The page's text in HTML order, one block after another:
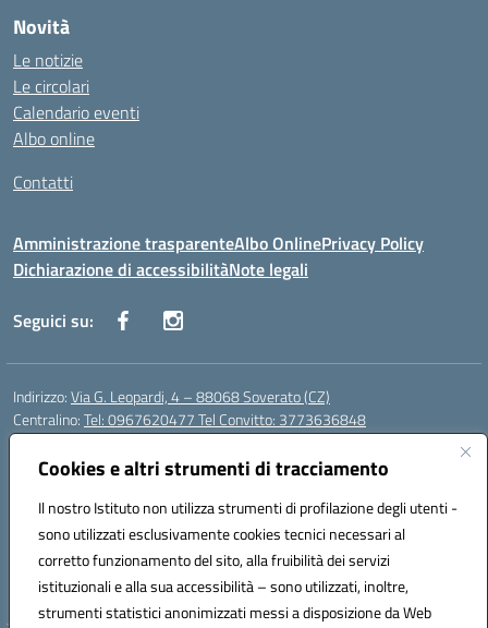
Cookies e altri strumenti di tracciamento
Il nostro Istituto non utilizza strumenti di profilazione degli utenti -
sono utilizzati esclusivamente cookies tecnici necessari al
corretto funzionamento del sito, alla fruibilità dei servizi
istituzionali e alla sua accessibilità – sono utilizzati, inoltre,
strumenti statistici anonimizzati messi a disposizione da Web
Novità
Le notizie
Le circolari
Calendario eventi
Albo online
Contatti
Amministrazione trasparenteAlbo OnlinePrivacy Policy
Dichiarazione di accessibilitàNote legali
Seguici su:
Indirizzo:Via G. Leopardi, 4 – 88068 Soverato (CZ)
Centralino:Tel: 0967620477 Tel Convitto: 3773636848
Email:
Posta elettronica certificata (PEC):czrh04000q@pec.istruzione.it
Codice fiscale: 84000690796
Codice meccanografico:CZRH04000Q
Codice Indice delle Pubbliche Amministrazioni (IPA): istsc_czrh04000q
Codice unico di fatturazione (CUF): UF9M13